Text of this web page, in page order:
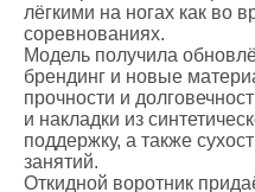
лёгкими на ногах как во
соревнованиях.
Модель получила
брендинг и новые
прочности и
и накладки из
поддержку, а также
занятий.
Откидной воротник